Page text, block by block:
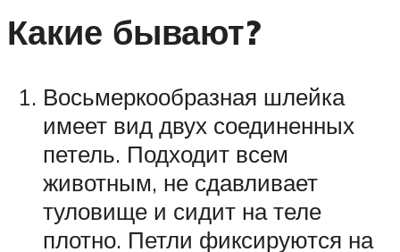
Какие бывают?
Восьмеркообразная шлейка
имеет вид двух соединенных
петель. Подходит всем
животным, не сдавливает
туловище и сидит на теле
плотно. Петли фиксируются на